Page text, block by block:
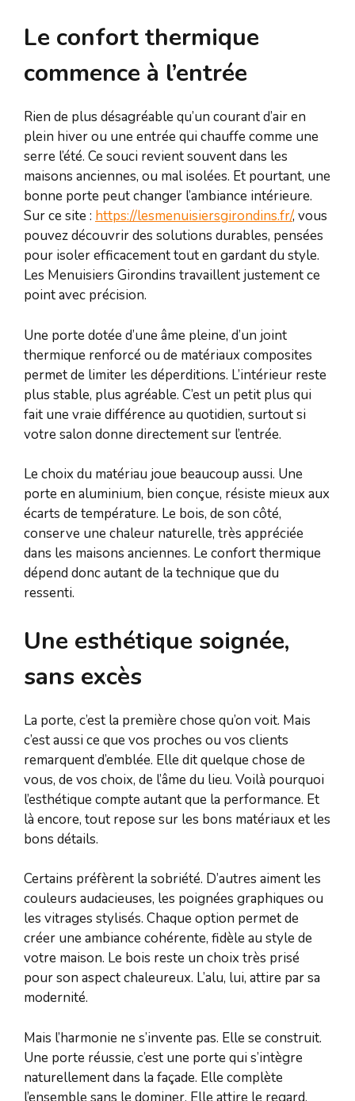
Le confort thermique
commence à l’entrée
Rien de plus désagréable qu’un courant d’air en
plein hiver ou une entrée qui chauffe comme une
serre l’été. Ce souci revient souvent dans les
maisons anciennes, ou mal isolées. Et pourtant, une
bonne porte peut changer l’ambiance intérieure.
Sur ce site : https://lesmenuisiersgirondins.fr/, vous
pouvez découvrir des solutions durables, pensées
pour isoler efficacement tout en gardant du style.
Les Menuisiers Girondins travaillent justement ce
point avec précision.
Une porte dotée d’une âme pleine, d’un joint
thermique renforcé ou de matériaux composites
permet de limiter les déperditions. L’intérieur reste
plus stable, plus agréable. C’est un petit plus qui
fait une vraie différence au quotidien, surtout si
votre salon donne directement sur l’entrée.
Le choix du matériau joue beaucoup aussi. Une
porte en aluminium, bien conçue, résiste mieux aux
écarts de température. Le bois, de son côté,
conserve une chaleur naturelle, très appréciée
dans les maisons anciennes. Le confort thermique
dépend donc autant de la technique que du
ressenti.
Une esthétique soignée,
sans excès
La porte, c’est la première chose qu’on voit. Mais
c’est aussi ce que vos proches ou vos clients
remarquent d’emblée. Elle dit quelque chose de
vous, de vos choix, de l’âme du lieu. Voilà pourquoi
l’esthétique compte autant que la performance. Et
là encore, tout repose sur les bons matériaux et les
bons détails.
Certains préfèrent la sobriété. D’autres aiment les
couleurs audacieuses, les poignées graphiques ou
les vitrages stylisés. Chaque option permet de
créer une ambiance cohérente, fidèle au style de
votre maison. Le bois reste un choix très prisé
pour son aspect chaleureux. L’alu, lui, attire par sa
modernité.
Mais l’harmonie ne s’invente pas. Elle se construit.
Une porte réussie, c’est une porte qui s’intègre
naturellement dans la façade. Elle complète
l’ensemble sans le dominer. Elle attire le regard,